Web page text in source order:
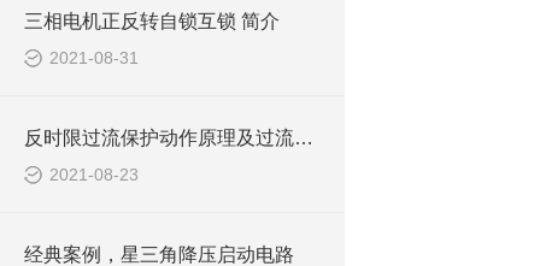
三相电机正反转自锁互锁 简介
2021-08-31
反时限过流保护动作原理及过流和速断的整定原则和保护范围
2021-08-23
经典案例，星三角降压启动电路